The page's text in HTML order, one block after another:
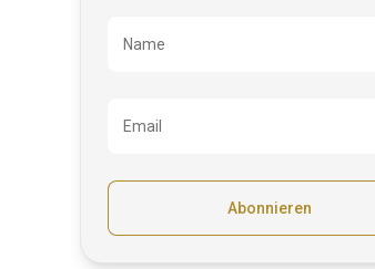
Bezeichnung
Name
Email
Abonnieren